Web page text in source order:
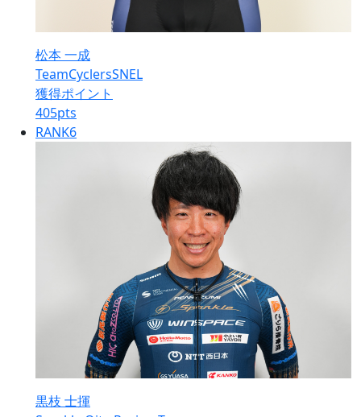
松本 一成
TeamCyclersSNEL
獲得ポイント
405pts
RANK6
黒枝 士揮